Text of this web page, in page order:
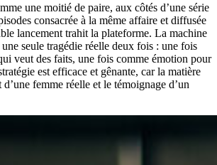
une moitié de paire, aux côtés d’une série
consacrée à la même affaire et diffusée
lancement trahit la plateforme. La machine
seule tragédie réelle deux fois : une fois
veut des faits, une fois comme émotion pour
est efficace et gênante, car la matière
femme réelle et le témoignage d’un